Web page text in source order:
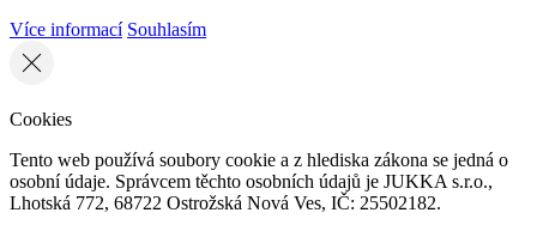
Více informací Souhlasím
Cookies
Tento web používá soubory cookie a z hlediska zákona se jedná o
osobní údaje. Správcem těchto osobních údajů je JUKKA s.r.o.,
Lhotská 772, 68722 Ostrožská Nová Ves, IČ: 25502182.